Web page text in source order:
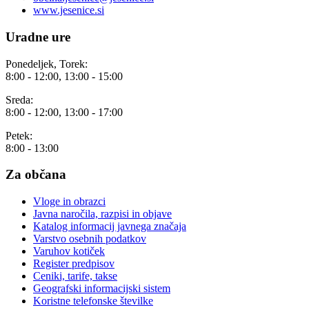
www.jesenice.si
Uradne ure
Ponedeljek, Torek:
8:00 - 12:00, 13:00 - 15:00
Sreda:
8:00 - 12:00, 13:00 - 17:00
Petek:
8:00 - 13:00
Za občana
Vloge in obrazci
Javna naročila, razpisi in objave
Katalog informacij javnega značaja
Varstvo osebnih podatkov
Varuhov kotiček
Register predpisov
Ceniki, tarife, takse
Geografski informacijski sistem
Koristne telefonske številke